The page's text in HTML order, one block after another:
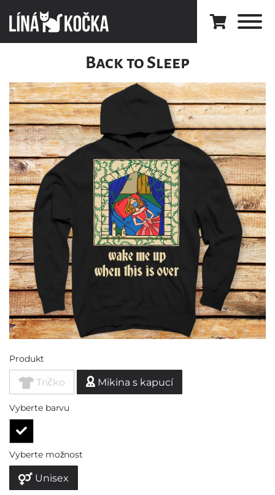
Back to Sleep
Produkt
Tričko Mikina s kapucí
Vyberte barvu
Vyberte možnost
Unisex